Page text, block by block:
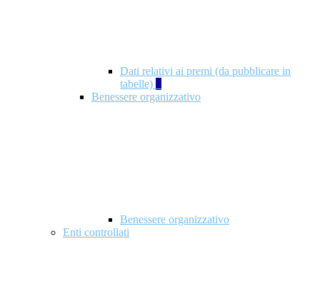
Dati relativi ai premi (da pubblicare in
tabelle) 5
Benessere organizzativo
Benessere organizzativo
Enti controllati